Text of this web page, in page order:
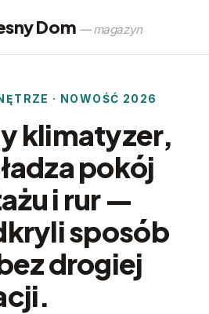
Dom — magazyn
· NOWOŚĆ 2026
klimatyzer,
pokój
i rur —
sposób
drogiej